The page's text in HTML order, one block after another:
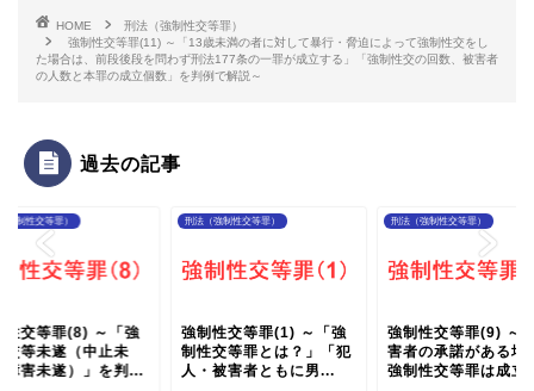
HOME
刑法（強制性交等罪）
強制性交等罪(11) ～「13歳未満の者に対して暴行・脅迫によって強制性交をし
た場合は、前段後段を問わず刑法177条の一罪が成立する」「強制性交の回数、被害者
の人数と本罪の成立個数」を判例で解説～
過去の記事
強制性交等罪）
性交等罪(8) ～「強
交等未遂（中止未
障害未遂）」を判...
刑法（強制性交等罪）
強制性交等罪(1) ～「強
制性交等罪とは？」「犯
人・被害者ともに男...
刑法（強制性交等罪）
強制性交等罪(9) ～
害者の承諾がある場
強制性交等罪は成立